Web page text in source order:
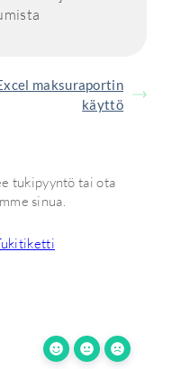
maksuraportin
käyttö
tukipyyntö tai ota
sinua.